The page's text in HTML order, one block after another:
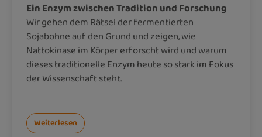
Ein Enzym zwischen Tradition und Forschung
Wir gehen dem Rätsel der fermentierten
Sojabohne auf den Grund und zeigen, wie
Nattokinase im Körper erforscht wird und warum
dieses traditionelle Enzym heute so stark im Fokus
der Wissenschaft steht.
Weiterlesen